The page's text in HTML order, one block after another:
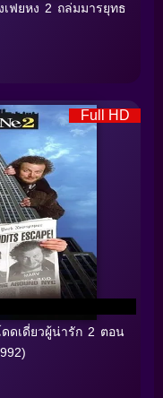
ฟยหง 2 ถล่มมารยุทธ
Full HD
ดเดี่ยวผู้น่ารัก 2 ตอน